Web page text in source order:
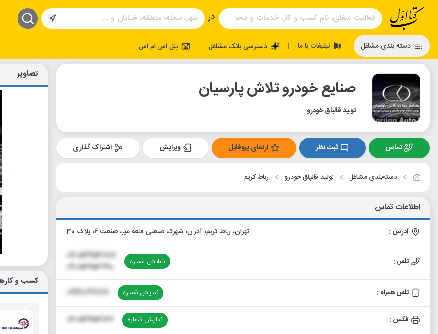
در
دسته بندی مشاغل | تبلیغات با ما | دسترسی بانک مشاغل | پنل اس ام اس
صنایع خودرو تلاش پارسیان
تولید قالپاق خودرو
تماس ثبت نظر ارتقای پروفایل ویرایش اشتراک گذاری
دسته‌بندی مشاغل تولید قالپاق خودرو رباط کریم
اطلاعات تماس
آدرس : تهران، رباط کریم، آدران، شهرک صنعتی قلعه میر، صنعت 6، پلاک 30
تلفن : نمایش شماره
021-56456787
021-56456990
تلفن همراه : نمایش شماره 09121099778
فکس : نمایش شماره 021-56456177
تصاویر
کسب و